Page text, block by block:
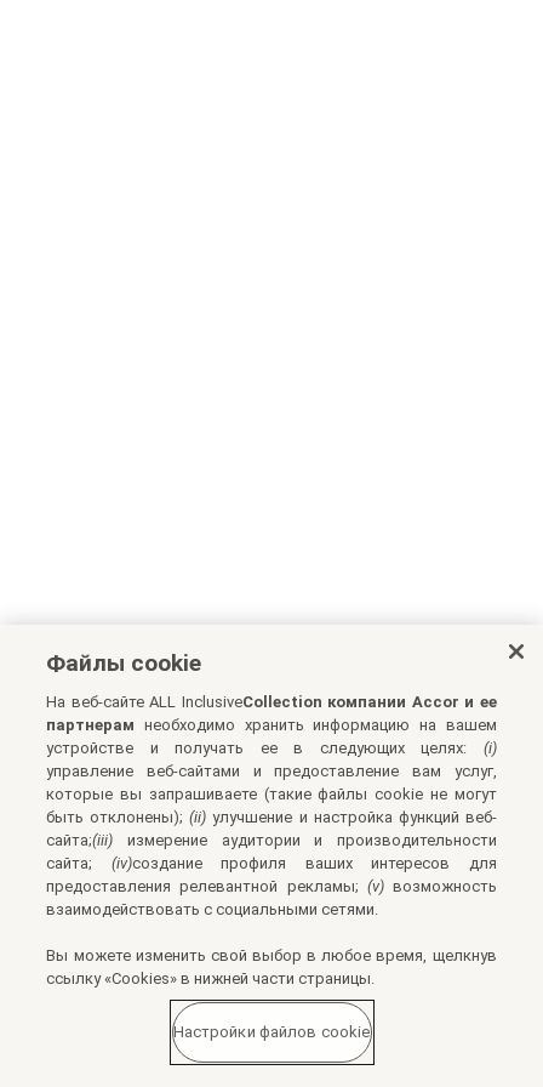
Файлы cookie
На веб-сайте ALL InclusiveCollection компании Accor и ее
партнерам необходимо хранить информацию на вашем
устройстве и получать ее в следующих целях: (i)
управление веб-сайтами и предоставление вам услуг,
которые вы запрашиваете (такие файлы cookie не могут
быть отклонены);(ii) улучшение и настройка функций веб-
сайта;(iii) измерение аудитории и производительности
сайта; (iv)создание профиля ваших интересов для
предоставления релевантной рекламы; (v)возможность
взаимодействовать с социальными сетями.
Вы можете изменить свой выбор в любое время, щелкнув
ссылку «Cookies» в нижней части страницы.
Настройки файлов cookie